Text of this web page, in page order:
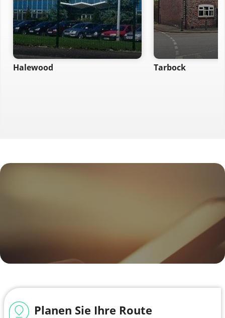
Halewood Tarbock
Planen Sie Ihre Route